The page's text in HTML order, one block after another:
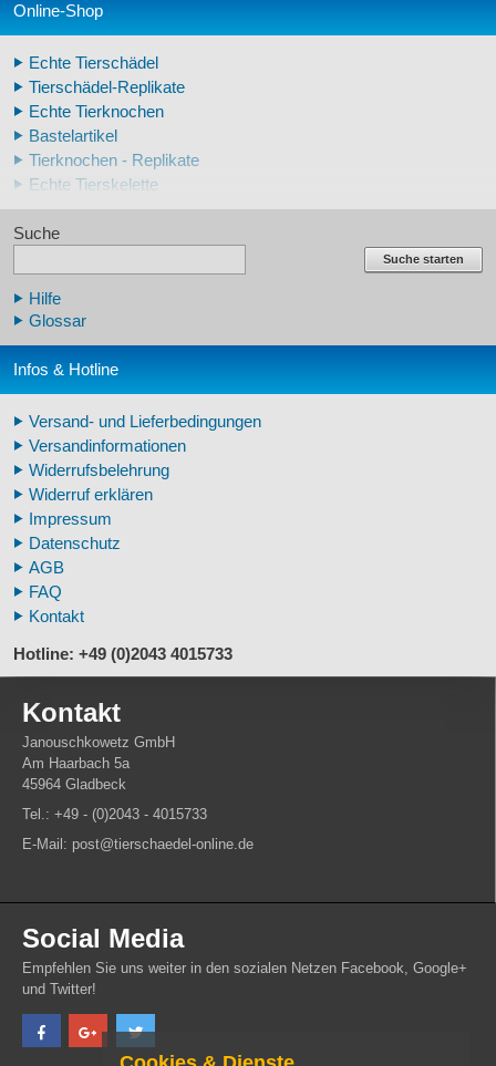
Online-Shop
Echte Tierschädel
Tierschädel-Replikate
Echte Tierknochen
Bastelartikel
Tierknochen - Replikate
Echte Tierskelette
Echte Tierzähne
Krallen- und Zahnreplikate
Schädelreplikate Mensch
Knochenreplikate Mensch
Arm-/Beinskelette Mensch
Zähne Warzenschwein
Veterinär - Lehrmittel
Fossilreplikate Mensch
Pferdemähnen
Fußspuren museal
Tierhörner
Suche
Suche starten
Hilfe
Glossar
Infos & Hotline
Versand- und Lieferbedingungen
Versandinformationen
Widerrufsbelehrung
Widerruf erklären
Impressum
Datenschutz
AGB
FAQ
Kontakt
Hotline: +49 (0)2043 4015733
Kontakt
Janouschkowetz GmbH
Am Haarbach 5a
45964 Gladbeck
Tel.: +49 - (0)2043 - 4015733
E-Mail: post@tierschaedel-online.de
Social Media
Empfehlen Sie uns weiter in den sozialen Netzen Facebook, Google+
und Twitter!